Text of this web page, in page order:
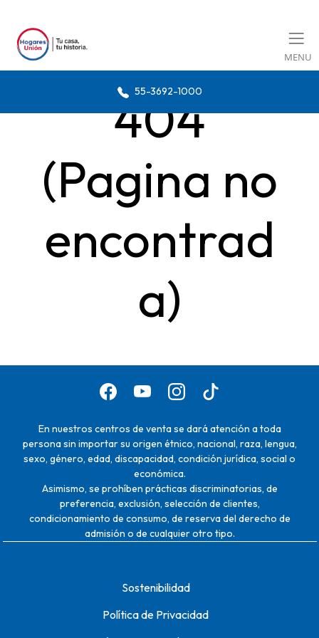
MENU
55-3692-1000
404
(Pagina no
encontrad
a)
En nuestros centros de venta se dará atención a toda
persona sin importar su origen étnico, nacional, raza, lengua,
sexo, género, edad, discapacidad, condición jurídica, social o
económica.
Asimismo, se prohíben prácticas discriminatorias, de
preferencia, exclusión, selección de clientes,
condicionamiento de consumo, de reserva del derecho de
admisión o de cualquier otro tipo.
Sostenibilidad
Política de Privacidad